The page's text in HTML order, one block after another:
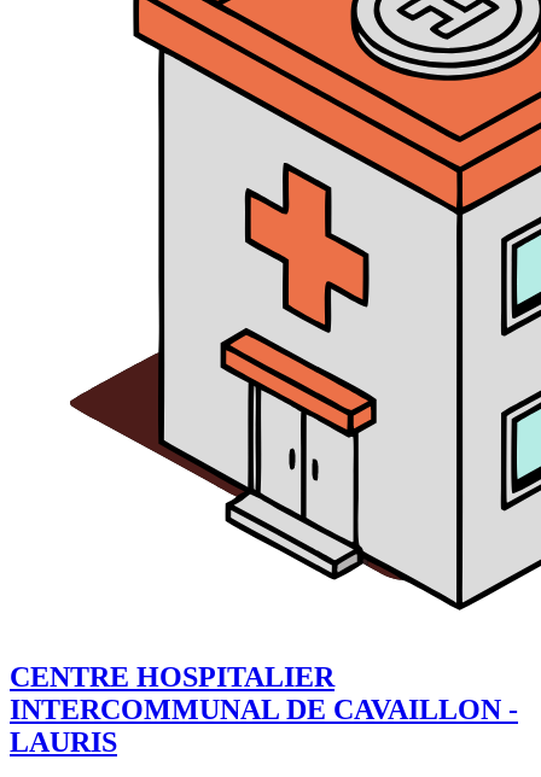
CENTRE HOSPITALIER
INTERCOMMUNAL DE CAVAILLON -
LAURIS